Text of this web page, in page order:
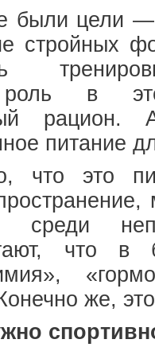
были цели
стройных
роль в
питание
что это
среди
что в
же,